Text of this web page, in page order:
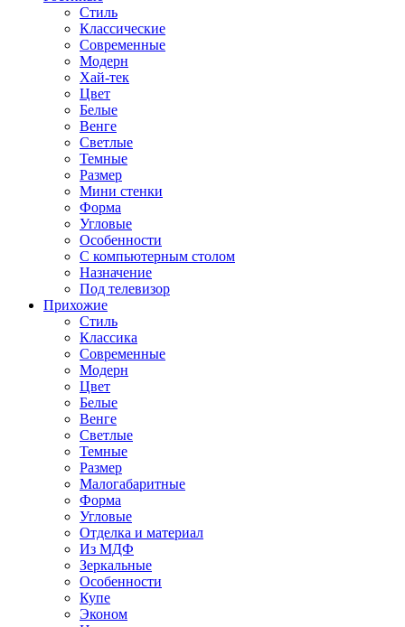
Стиль
Классические
Современные
Модерн
Хай-тек
Цвет
Белые
Венге
Светлые
Темные
Размер
Мини стенки
Форма
Угловые
Особенности
С компьютерным столом
Назначение
Под телевизор
Прихожие
Стиль
Классика
Современные
Модерн
Цвет
Белые
Венге
Светлые
Темные
Размер
Малогабаритные
Форма
Угловые
Отделка и материал
Из МДФ
Зеркальные
Особенности
Купе
Эконом